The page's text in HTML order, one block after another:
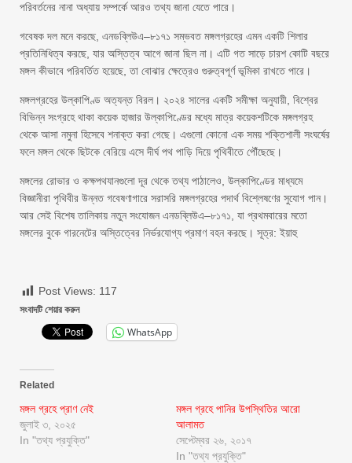
পরিবর্তনের নানা অধ্যায় সম্পর্কে আরও তথ্য জানা যেতে পারে।
গবেষক দল মনে করছে, এনডব্লিউএ–৮১৭১ সম্ভবত মঙ্গলগ্রহের এমন একটি শিলার
প্রতিনিধিত্ব করছে, যার অস্তিত্ব আগে জানা ছিল না। এটি গত সাড়ে চারশ কোটি বছরে
মঙ্গল কীভাবে পরিবর্তিত হয়েছে, তা বোঝার ক্ষেত্রেও গুরুত্বপূর্ণ ভূমিকা রাখতে পারে।
মঙ্গলগ্রহের উল্কাপিণ্ড অত্যন্ত বিরল। ২০২৪ সালের একটি সমীক্ষা অনুযায়ী, বিশ্বের
বিভিন্ন সংগ্রহে থাকা কয়েক হাজার উল্কাপিণ্ডের মধ্যে মাত্র কয়েকশটিকে মঙ্গলগ্রহ
থেকে আসা নমুনা হিসেবে শনাক্ত করা গেছে। এগুলো কোনো এক সময় শক্তিশালী সংঘর্ষের
ফলে মঙ্গল থেকে ছিটকে বেরিয়ে এসে দীর্ঘ পথ পাড়ি দিয়ে পৃথিবীতে পৌঁছেছে।
মঙ্গলের রোভার ও কক্ষপথযানগুলো দূর থেকে তথ্য পাঠালেও, উল্কাপিণ্ডের মাধ্যমে
বিজ্ঞানীরা পৃথিবীর উন্নত গবেষণাগারে সরাসরি মঙ্গলগ্রহের পদার্থ বিশ্লেষণের সুযোগ পান।
আর সেই বিশেষ তালিকায় নতুন সংযোজন এনডব্লিউএ–৮১৭১, যা প্রথমবারের মতো
মঙ্গলের বুকে গারনেটের অস্তিত্বের নির্ভরযোগ্য প্রমাণ বহন করছে। সূত্র: ইয়াহু
Post Views: 117
সংবাদটি শেয়ার করুন
WhatsApp
Related
মঙ্গল গ্রহে প্রাণ নেই
জুলাই ৩, ২০২৫
In "তথ্য প্রযুক্তি"
মঙ্গল গ্রহে পানির উপস্থিতির আরো
আলামত
সেপ্টেম্বর ২৬, ২০১৭
In "তথ্য প্রযুক্তি"